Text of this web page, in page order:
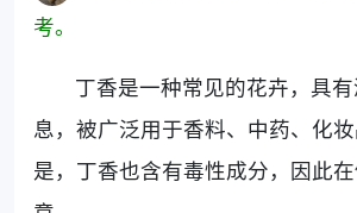
考。
丁香是一种常见的花卉，具
息，被广泛用于香料、中药、化
是，丁香也含有毒性成分，因此